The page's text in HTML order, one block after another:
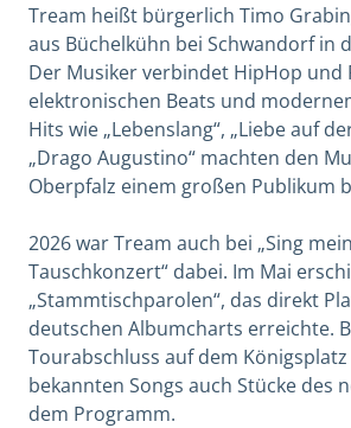
Tream heißt bürgerlich Timo
aus Büchelkühn bei Schwandorf in
Der Musiker verbindet HipHop und
elektronischen Beats und
Hits wie „Lebenslang“, „Liebe auf
„Drago Augustino“ machten den
Oberpfalz einem großen Publikum
2026 war Tream auch bei „Sing
Tauschkonzert“ dabei. Im Mai
„Stammtischparolen“, das direkt
deutschen Albumcharts erreichte.
Tourabschluss auf dem
bekannten Songs auch Stücke des
dem Programm.